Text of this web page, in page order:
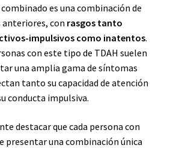
es una combinación de
anteriores, con rasgos tanto
impulsivos como inatentos.
con este tipo de TDAH suelen
una amplia gama de síntomas
tanto su capacidad de atención
conducta impulsiva.
destacar que cada persona con
presentar una combinación única